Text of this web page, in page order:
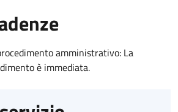
amministrativo: La
è immediata.